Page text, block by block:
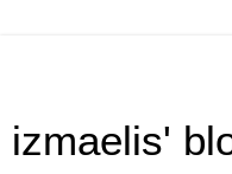
izmaelis'